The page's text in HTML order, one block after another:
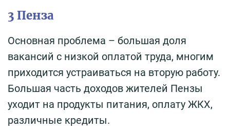
3 Пенза
Основная проблема – большая доля
вакансий с низкой оплатой труда, многим
приходится устраиваться на вторую работу.
Большая часть доходов жителей Пензы
уходит на продукты питания, оплату ЖКХ,
различные кредиты.